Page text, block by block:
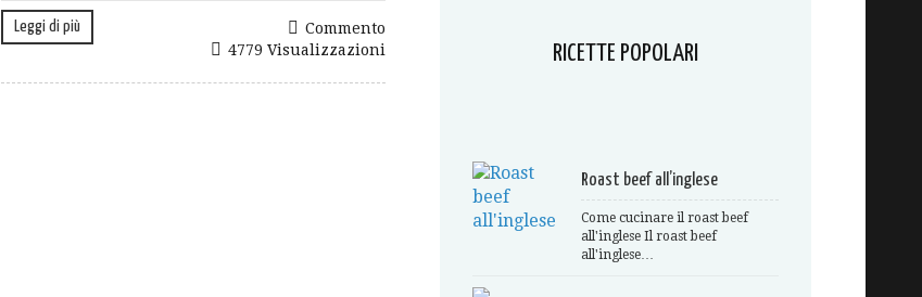
Leggi di più
Commento
4779 Visualizzazioni
RICETTE POPOLARI
Roast beef all’inglese
Come cucinare il roast beef
all'inglese Il roast beef
all'inglese…